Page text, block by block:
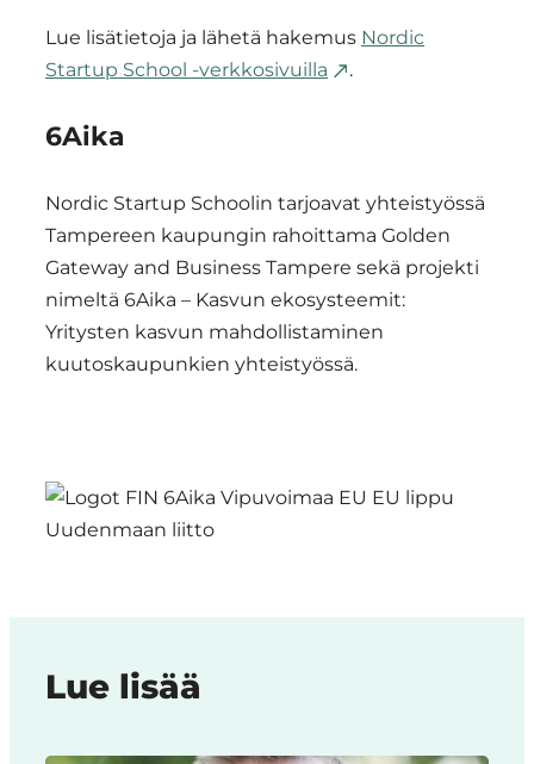
Lue lisätietoja ja lähetä hakemus Nordic
Startup School -verkkosivuilla
.
6Aika
Nordic Startup Schoolin tarjoavat yhteistyössä
Tampereen kaupungin rahoittama Golden
Gateway and Business Tampere sekä projekti
nimeltä 6Aika – Kasvun ekosysteemit:
Yritysten kasvun mahdollistaminen
kuutoskaupunkien yhteistyössä.
Lue lisää